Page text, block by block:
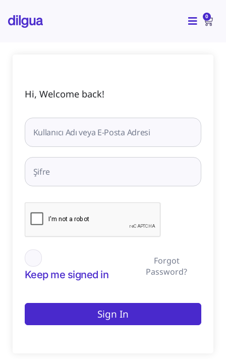
atla
0
Hi, Welcome back!
Keep me signed in
Forgot
Password?
Sign In